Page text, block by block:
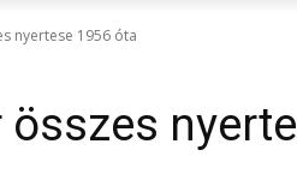
nyertese 1956 óta
összes